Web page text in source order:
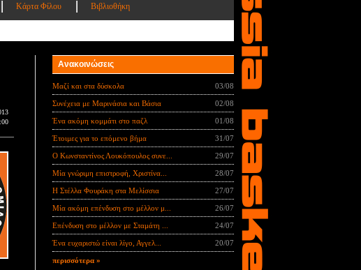
Κάρτα Φίλου Βιβλιοθήκη
Ανακοινώσεις
Μαζί και στα δύσκολα 03/08
Συνέχεια με Μαρινάσια και Βάσια 02/08
Ένα ακόμη κομμάτι στο παζλ 01/08
Έτοιμες για το επόμενο βήμα 31/07
Ο Κωνσταντίνος Λουκόπουλος συνε... 29/07
Μία γνώριμη επιστροφή, Χριστίνα... 28/07
Η Στέλλα Φουράκη στα Μελίσσια 27/07
Μία ακόμη επένδυση στο μέλλον μ... 26/07
Επένδυση στο μέλλον με Σταμάτη ... 24/07
Ένα ευχαριστώ είναι λίγο, Αγγελ... 20/07
περισσότερα »